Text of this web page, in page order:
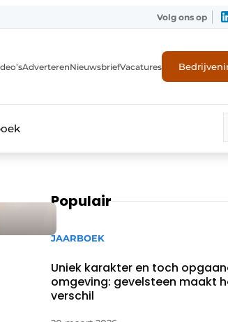
Volg ons op
AdverterenNieuwsbriefVacatures
Populair
JAARBOEK
Uniek karakter en toch
omgeving: gevelsteen maakt
verschil